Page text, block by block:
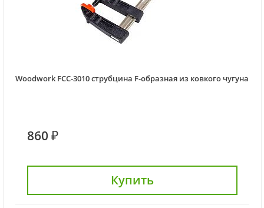
Woodwork FCC-3010 струбцина F-образная из ковкого чугуна
860 ₽
Купить